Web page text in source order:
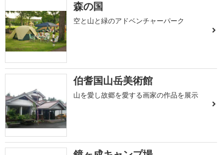
森の国
空と山と緑のアドベンチャーパーク
伯耆国山岳美術館
山を愛し故郷を愛する画家の作品を展示